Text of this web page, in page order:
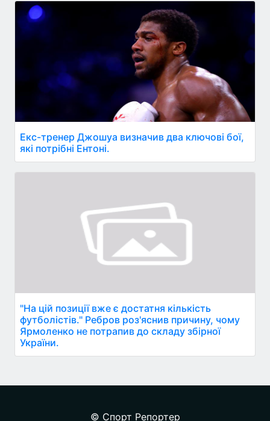
Екс-тренер Джошуа визначив два ключові бої,
які потрібні Ентоні.
"На цій позиції вже є достатня кількість
футболістів." Ребров роз'яснив причину, чому
Ярмоленко не потрапив до складу збірної
України.
© Спорт Репортер